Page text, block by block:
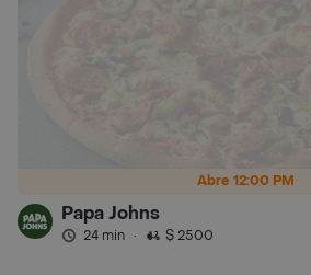
Abre 12:00 PM
Papa Johns
24 min · $ 2500